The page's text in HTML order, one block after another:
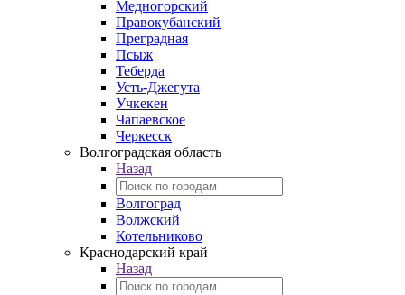
Медногорский
Правокубанский
Преградная
Псыж
Теберда
Усть-Джегута
Учкекен
Чапаевское
Черкесск
Волгоградская область
Назад
Волгоград
Волжский
Котельниково
Краснодарский край
Назад